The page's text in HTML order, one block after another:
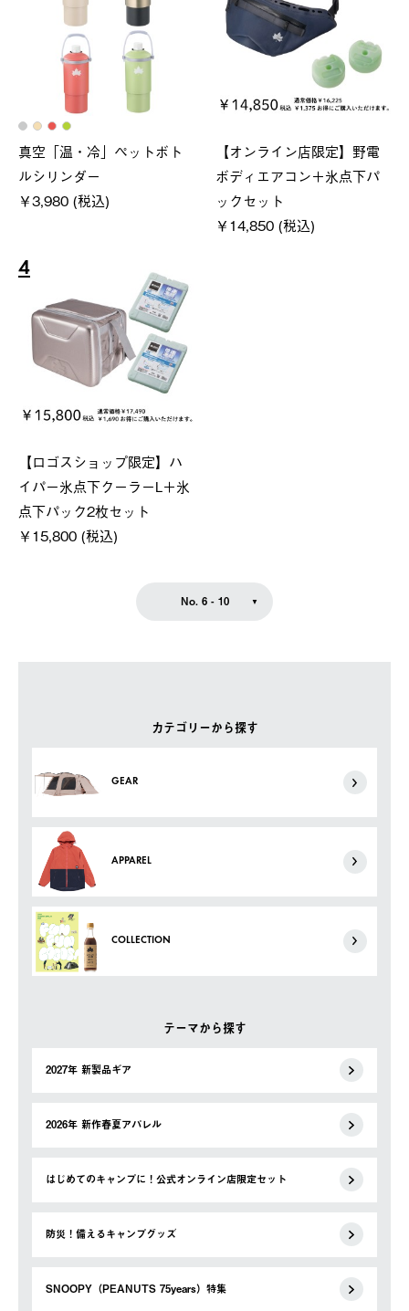
カテゴリーから探す
GEAR
APPAREL
COLLECTION
テーマから探す
2027年 新製品ギア
2026年 新作春夏アパレル
はじめてのキャンプに！公式オンライン店限定セット
防災！備えるキャンプグッズ
SNOOPY（PEANUTS 75years）特集
真空「温・冷」ペットボト
ルシリンダー
￥3,980 (税込)
【オンライン店限定】野電
ボディエアコン＋氷点下パ
ックセット
￥14,850 (税込)
4
【ロゴスショップ限定】ハ
イパー氷点下クーラーL＋氷
点下パック2枚セット
￥15,800 (税込)
No. 6 - 10